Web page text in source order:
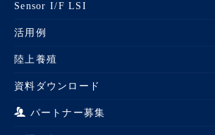
Sensor I/F LSI
活用例
陸上養殖
資料ダウンロード
パートナー募集